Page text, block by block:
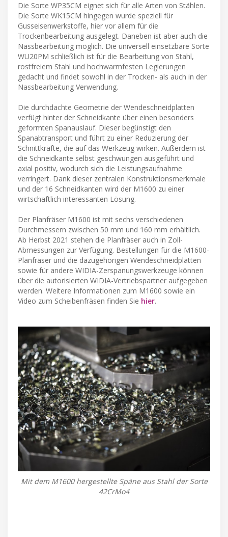
Die Sorte WP35CM eignet sich für alle Arten von Stählen.
Die Sorte WK15CM hingegen wurde speziell für
Gusseisenwerkstoffe, hier vor allem für die
Trockenbearbeitung ausgelegt. Daneben ist aber auch die
Nassbearbeitung möglich. Die universell einsetzbare Sorte
WU20PM schließlich ist für die Bearbeitung von Stahl,
rostfreiem Stahl und hochwarmfesten Legierungen
gedacht und findet sowohl in der Trocken- als auch in der
Nassbearbeitung Verwendung.
Die durchdachte Geometrie der Wendeschneidplatten
verfügt hinter der Schneidkante über einen besonders
geformten Spanauslauf. Dieser begünstigt den
Spanabtransport und führt zu einer Reduzierung der
Schnittkräfte, die auf das Werkzeug wirken. Außerdem ist
die Schneidkante selbst geschwungen ausgeführt und
axial positiv, wodurch sich die Leistungsaufnahme
verringert. Dank dieser zentralen Konstruktionsmerkmale
und der 16 Schneidkanten wird der M1600 zu einer
wirtschaftlich interessanten Lösung.
Der Planfräser M1600 ist mit sechs verschiedenen
Durchmessern zwischen 50 mm und 160 mm erhältlich.
Ab Herbst 2021 stehen die Planfräser auch in Zoll-
Abmessungen zur Verfügung. Bestellungen für die M1600-
Planfräser und die dazugehörigen Wendeschneidplatten
sowie für andere WIDIA-Zerspanungswerkzeuge können
über die autorisierten WIDIA-Vertriebspartner aufgegeben
werden. Weitere Informationen zum M1600 sowie ein
Video zum Scheibenfräsen finden Sie hier.
Mit dem M1600 hergestellte Späne aus Stahl der Sorte
42CrMo4